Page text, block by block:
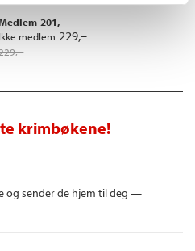
201,–
Ikke medlem 229,–
krimbøkene!
og sender de hjem til deg —